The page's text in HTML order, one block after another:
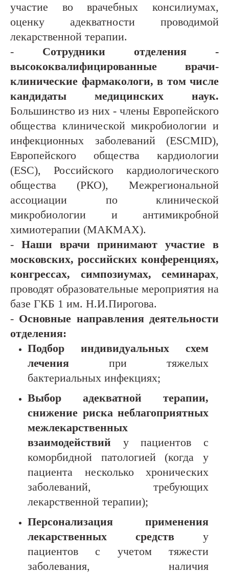
участие во врачебных консилиумах,
оценку адекватности проводимой
лекарственной терапии.
- Сотрудники отделения -
высококвалифицированные врачи-
клинические фармакологи, в том числе
кандидаты медицинских наук.
Большинство из них - члены Европейского
общества клинической микробиологии и
инфекционных заболеваний (ESCMID),
Европейского общества
кардиологии
(ESC), Российского кардиологического
общества (РКО), Межрегиональной
ассоциации по клинической
микробиологии и антимикробной
химиотерапии (МАКМАХ).
- Наши врачи принимают участие в
московских, российских конференциях,
конгрессах, симпозиумах, семинарах,
проводят образовательные мероприятия на
базе ГКБ 1 им. Н.И.Пирогова.
- Основные направления деятельности
отделения:
Подбор индивидуальных схем
лечения при тяжелых
бактериальных инфекциях;
Выбор адекватной терапии,
снижение риска неблагоприятных
межлекарственных
взаимодействий у пациентов с
коморбидной патологией (когда у
пациента несколько хронических
заболеваний, требующих
лекарственной терапии);
Персонализация применения
лекарственных средств у
пациентов с учетом тяжести
заболевания, наличия